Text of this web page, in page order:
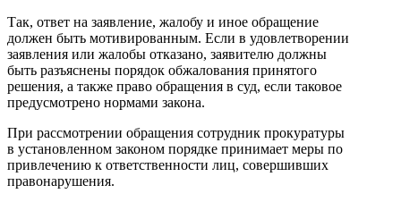
Так, ответ на заявление, жалобу и иное обращение
должен быть мотивированным. Если в удовлетворении
заявления или жалобы отказано, заявителю должны
быть разъяснены порядок обжалования принятого
решения, а также право обращения в суд, если таковое
предусмотрено нормами закона.
При рассмотрении обращения сотрудник прокуратуры
в установленном законом порядке принимает меры по
привлечению к ответственности лиц, совершивших
правонарушения.